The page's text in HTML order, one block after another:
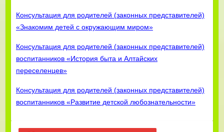
Консультация для родителей (законных представителей)
«Знакомим детей с окружающим миром»
Консультация для родителей (законных представителей)
воспитанников «История быта и Алтайских
переселенцев»
Консультация для родителей (законных представителей)
воспитанников «Развитие детской любознательности»